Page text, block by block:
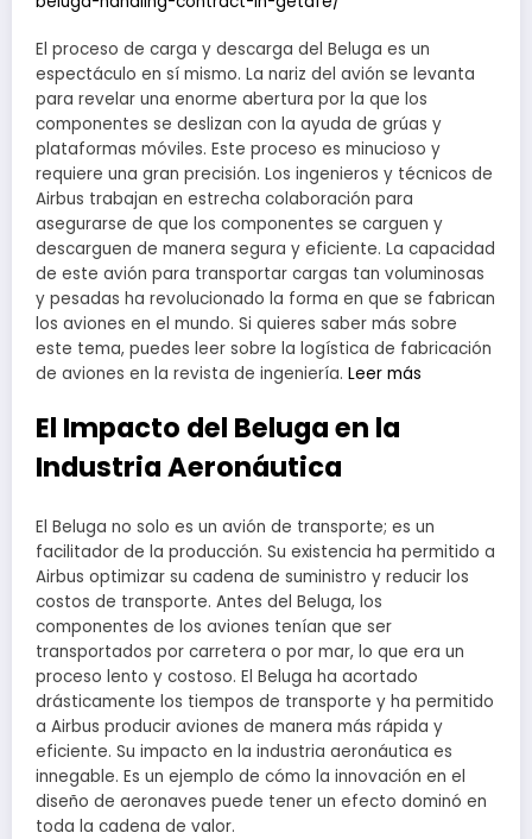
El proceso de carga y descarga del Beluga es un
espectáculo en sí mismo. La nariz del avión se levanta
para revelar una enorme abertura por la que los
componentes se deslizan con la ayuda de grúas y
plataformas móviles. Este proceso es minucioso y
requiere una gran precisión. Los ingenieros y técnicos de
Airbus trabajan en estrecha colaboración para
asegurarse de que los componentes se carguen y
descarguen de manera segura y eficiente. La capacidad
de este avión para transportar cargas tan voluminosas
y pesadas ha revolucionado la forma en que se fabrican
los aviones en el mundo. Si quieres saber más sobre
este tema, puedes leer sobre la logística de fabricación
de aviones en la revista de ingeniería. Leer más
El Impacto del Beluga en la
Industria Aeronáutica
El Beluga no solo es un avión de transporte; es un
facilitador de la producción. Su existencia ha permitido a
Airbus optimizar su cadena de suministro y reducir los
costos de transporte. Antes del Beluga, los
componentes de los aviones tenían que ser
transportados por carretera o por mar, lo que era un
proceso lento y costoso. El Beluga ha acortado
drásticamente los tiempos de transporte y ha permitido
a Airbus producir aviones de manera más rápida y
eficiente. Su impacto en la industria aeronáutica es
innegable. Es un ejemplo de cómo la innovación en el
diseño de aeronaves puede tener un efecto dominó en
toda la cadena de valor.